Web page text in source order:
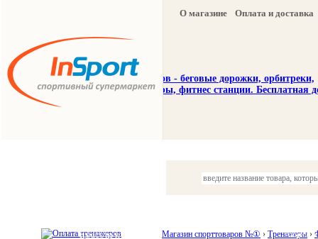
О магазине Оплата и доставка
Красота и здоровье Акции и
Магазин спорттоваров №① › Тренажеры ›